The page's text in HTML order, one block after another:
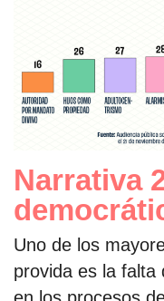
Narrativa
Uno de los
provida es la falta